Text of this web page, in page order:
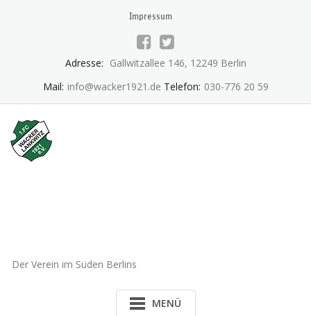
Impressum
Adresse: Gallwitzallee 146, 12249 Berlin
Mail: info@wacker1921.de Telefon: 030-776 20 59
Der Verein im Süden Berlins
MENÜ